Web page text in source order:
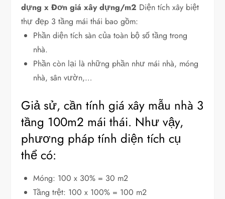
dựng x Đơn giá xây dựng/m2 Diện tích xây biệt
thự đẹp 3 tầng mái thái bao gồm:
Phần diện tích sàn của toàn bộ số tầng trong
nhà.
Phần còn lại là những phần như mái nhà, móng
nhà, sân vườn,…
Giả sử, cần tính giá xây mẫu nhà 3
tầng 100m2 mái thái. Như vậy,
phương pháp tính diện tích cụ
thể có:
Móng: 100 x 30% = 30 m2
Tầng trệt: 100 x 100% = 100 m2